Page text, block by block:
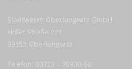
Stadtwerke Oberlungwitz GmbH
Hofer Straße 221
09353 Oberlungwitz
Telefon: 03723 – 76930-60